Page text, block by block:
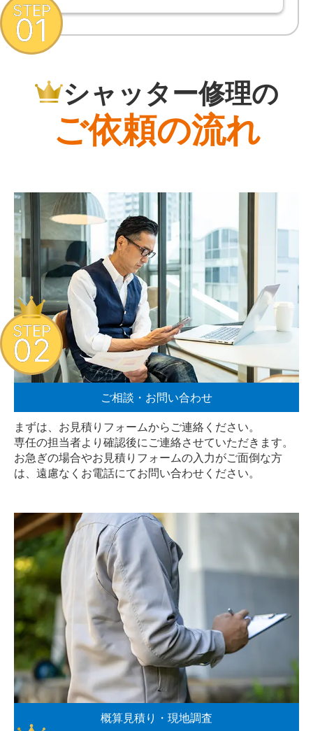
シャッター修理の
ご依頼の流れ
STEP
01
ご相談・お問い合わせ
まずは、お見積りフォームからご連絡ください。
専任の担当者より確認後にご連絡させていただきます。
お急ぎの場合やお見積りフォームの入力がご面倒な方
は、遠慮なく お電話にてお問い合わせください。
STEP
02
概算見積り・現地調査